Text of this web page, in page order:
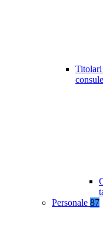
Personale 87